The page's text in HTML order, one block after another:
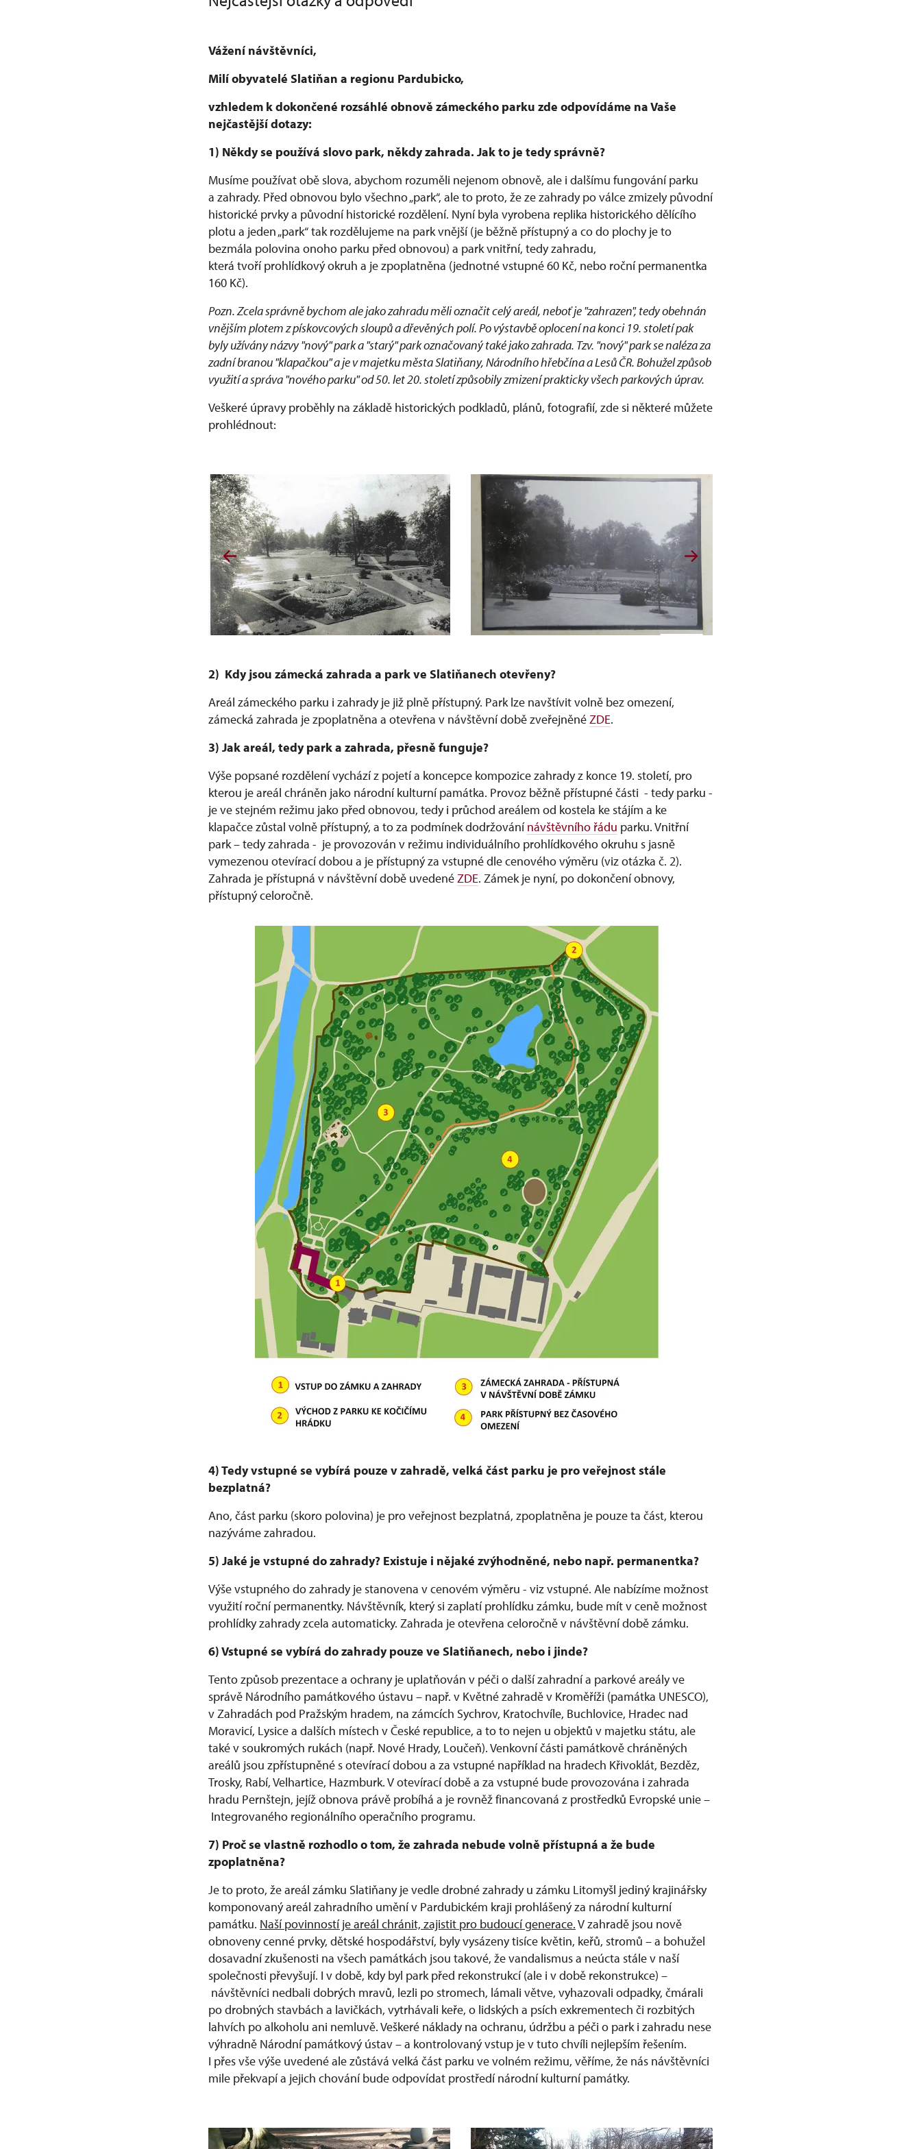
Vážení návštěvníci,
Milí obyvatelé Slatiňan a regionu Pardubicko,
vzhledem k dokončené rozsáhlé obnově zámeckého parku zde odpovídáme na Vaše
nejčastější dotazy:
1) Někdy se používá slovo park, někdy zahrada. Jak to je tedy správně?
Musíme používat obě slova, abychom rozuměli nejenom obnově, ale i dalšímu fungování parku
a zahrady. Před obnovou bylo všechno „park“, ale to proto, že ze zahrady po válce zmizely původní
historické prvky a původní historické rozdělení. Nyní byla vyrobena replika historického dělícího
plotu a jeden „park“ tak rozdělujeme na park vnější (je běžně přístupný a co do plochy je to
bezmála polovina onoho parku před obnovou) a park vnitřní, tedy zahradu,
která tvoří prohlídkový okruh a je zpoplatněna (jednotné vstupné 60 Kč, nebo roční permanentka
160 Kč).
Pozn. Zcela správně bychom ale jako zahradu měli označit celý areál, neboť je "zahrazen", tedy obehnán
vnějším plotem z pískovcových sloupů a dřevěných polí. Po výstavbě oplocení na konci 19. století pak
byly užívány názvy "nový" park a "starý" park označovaný také jako zahrada. Tzv. "nový" park se naléza za
zadní branou "klapačkou" a je v majetku města Slatiňany, Národního hřebčína a Lesů ČR. Bohužel způsob
využití a správa "nového parku" od 50. let 20. století způsobily zmizení prakticky všech parkových úprav.
Veškeré úpravy proběhly na základě historických podkladů, plánů, fotografií, zde si některé můžete
prohlédnout:
2) Kdy jsou zámecká zahrada a park ve Slatiňanech otevřeny?
Areál zámeckého parku i zahrady je již plně přístupný. Park lze navštívit volně bez omezení,
zámecká zahrada je zpoplatněna a otevřena v návštěvní době zveřejněnéZDE.
3) Jak areál, tedy park a zahrada, přesně funguje?
Výše popsané rozdělení vychází z pojetí a koncepce kompozice zahrady z konce 19. století, pro
kterou je areál chráněn jako národní kulturní památka. Provoz běžně přístupné části - tedy parku -
je ve stejném režimu jako před obnovou, tedy i průchod areálem od kostela ke stájím a ke
klapačce zůstal volně přístupný, a to za podmínek dodržovánínávštěvního řádu parku. Vnitřní
park – tedy zahrada - je provozován v režimu individuálního prohlídkového okruhu s jasně
vymezenou otevírací dobou a je přístupný za vstupné dle cenového výměru (viz otázka č. 2).
Zahrada je přístupná v návštěvní době uvedenéZDE. Zámek je nyní, po dokončení obnovy,
přístupný celoročně.
4) Tedy vstupné se vybírá pouze v zahradě, velká část parku je pro veřejnost stále
bezplatná?
Ano, část parku (skoro polovina) je pro veřejnost bezplatná, zpoplatněna je pouze ta část, kterou
nazýváme zahradou.
5) Jaké je vstupné do zahrady? Existuje i nějaké zvýhodněné, nebo např. permanentka?
Výše vstupného do zahrady je stanovena v cenovém výměru - viz vstupné. Ale nabízíme možnost
využití roční permanentky. Návštěvník, který si zaplatí prohlídku zámku, bude mít v ceně možnost
prohlídky zahrady zcela automaticky. Zahrada je otevřena celoročně v návštěvní době zámku.
6) Vstupné se vybírá do zahrady pouze ve Slatiňanech, nebo i jinde?
Tento způsob prezentace a ochrany je uplatňován v péči o další zahradní a parkové areály ve
správě Národního památkového ústavu – např. v Květné zahradě v Kroměříži (památka UNESCO),
v Zahradách pod Pražským hradem, na zámcích Sychrov, Kratochvíle, Buchlovice, Hradec nad
Moravicí, Lysice a dalších místech v České republice, a to to nejen u objektů v majetku státu, ale
také v soukromých rukách (např. Nové Hrady, Loučeň). Venkovní části památkově chráněných
areálů jsou zpřístupněné s otevírací dobou a za vstupné například na hradech Křivoklát, Bezděz,
Trosky, Rabí, Velhartice, Hazmburk. V otevírací době a za vstupné bude provozována i zahrada
hradu Pernštejn, jejíž obnova právě probíhá a je rovněž financovaná z prostředků Evropské unie –
Integrovaného regionálního operačního programu.
7) Proč se vlastně rozhodlo o tom, že zahrada nebude volně přístupná a že bude
zpoplatněna?
Je to proto, že areál zámku Slatiňany je vedle drobné zahrady u zámku Litomyšl jediný krajinářsky
komponovaný areál zahradního umění v Pardubickém kraji prohlášený za národní kulturní
památku. Naší povinností je areál chránit, zajistit pro budoucí generace.V zahradě jsou nově
obnoveny cenné prvky, dětské hospodářství, byly vysázeny tisíce květin, keřů, stromů – a bohužel
dosavadní zkušenosti na všech památkách jsou takové, že vandalismus a neúcta stále v naší
společnosti převyšují. I v době, kdy byl park před rekonstrukcí (ale i v době rekonstrukce) –
návštěvníci nedbali dobrých mravů, lezli po stromech, lámali větve, vyhazovali odpadky, čmárali
po drobných stavbách a lavičkách, vytrhávali keře, o lidských a psích exkrementech či rozbitých
lahvích po alkoholu ani nemluvě. Veškeré náklady na ochranu, údržbu a péči o park i zahradu nese
výhradně Národní památkový ústav – a kontrolovaný vstup je v tuto chvíli nejlepším řešením.
I přes vše výše uvedené ale zůstává velká část parku ve volném režimu, věříme, že nás návštěvníci
mile překvapí a jejich chování bude odpovídat prostředí národní kulturní památky.